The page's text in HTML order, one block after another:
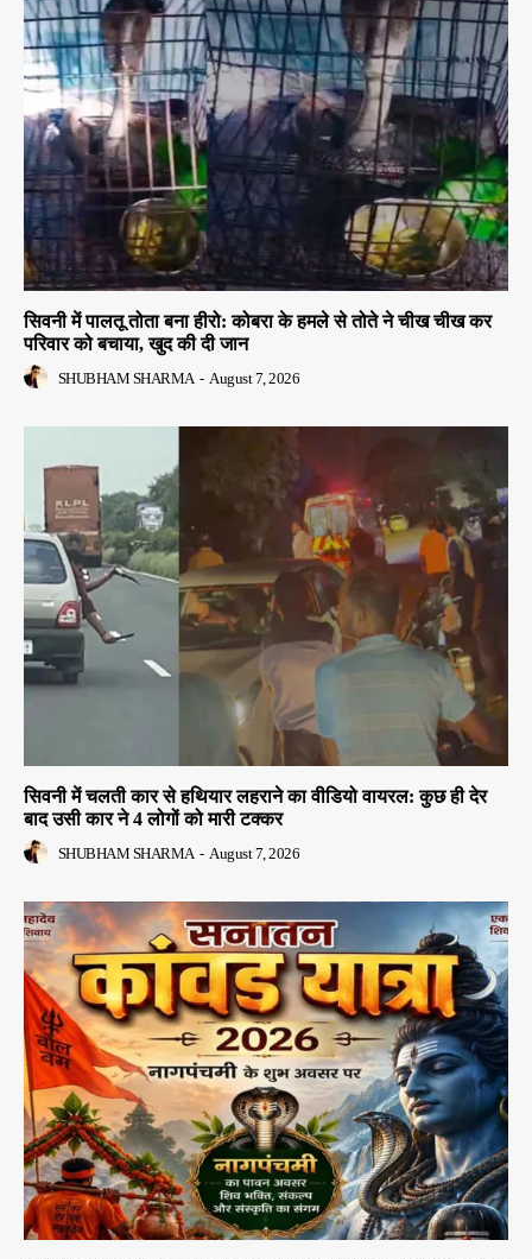
सिवनी में पालतू तोता बना हीरो: कोबरा के हमले से तोते ने चीख चीख कर
परिवार को बचाया, खुद की दी जान
SHUBHAM SHARMA - August 7, 2026
सिवनी में चलती कार से हथियार लहराने का वीडियो वायरल: कुछ ही देर
बाद उसी कार ने 4 लोगों को मारी टक्कर
SHUBHAM SHARMA - August 7, 2026